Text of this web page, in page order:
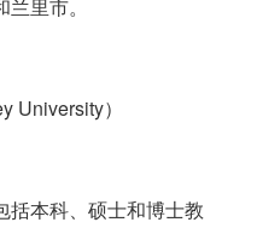
里市。
University）
括本科、硕士和博士教